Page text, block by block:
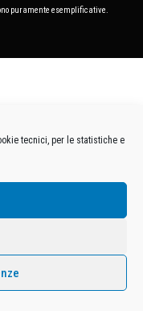
tecnici, per le statistiche e
puramente esemplificative.